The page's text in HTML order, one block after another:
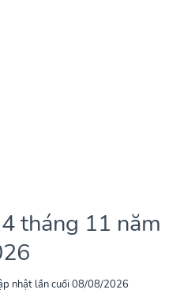
tháng 11 năm
nhật lần cuối 08/08/2026